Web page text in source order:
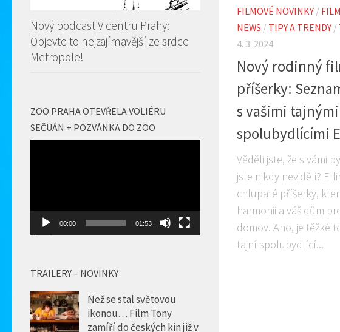
FILMOVÉ NOVINKY /
NEWS / TIPY A TRENDY /
4. 3. 2024
Nový rodinný
příšerky:
s vašimi tajnými
spolubydlícími
Věděli jste, že s vámi
jste nikdy neviděli?
chlupaté příšerky,
harmonii a váš dům
domov. Ano, je těžké
tajní spolubydlící...
Nový podcast V centru Prahy:
Objevte to nejzajímavější ze srdce
Metropole!
ZOO PRAHA OTEVŘELA VOLIÉRU
SEČUÁN + POZVÁNKA DO ZOO
00:00 01:53
TRAILERY – NOVINKY
Než se stal světovou
ikonou… Film Tony
zamíří do českých kin již v